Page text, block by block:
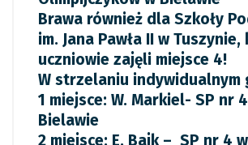
Brawa również dla Szkoły
im. Jana Pawła II w
uczniowie zajęli miejsce 4!
W strzelaniu indywidualnym
1 miejsce: W. Markiel- SP nr
Bielawie
2 miejsce: E. Bajk – SP nr 4